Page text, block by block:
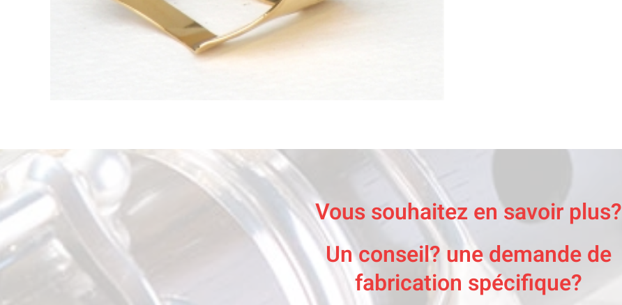
Vous souhaitez en savoir plus?
Un conseil? une demande de
fabrication spécifique?